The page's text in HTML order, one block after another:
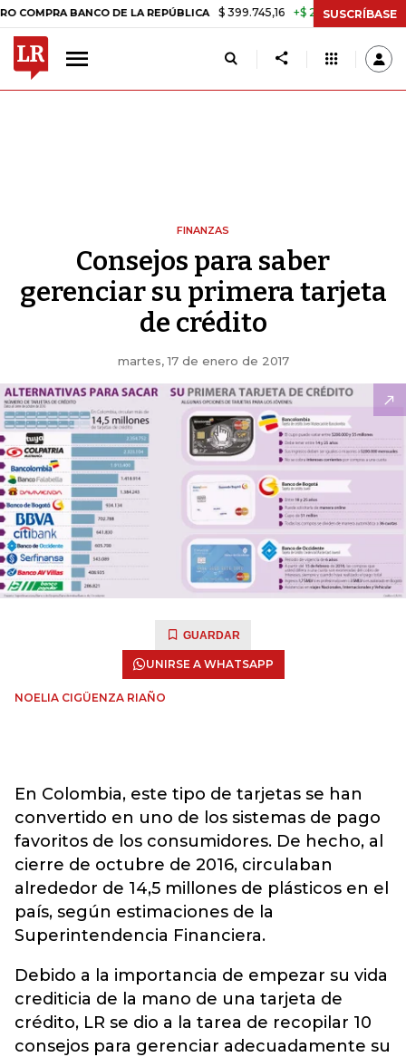
BANCO DE LA REPÚBLICA $ 399.745,16 +$ 2.295,71 +0,58%
SUSCRÍBASE
FINANZAS
Consejos para saber
gerenciar su primera tarjeta
de crédito
martes, 17 de enero de 2017
GUARDAR
UNIRSE A WHATSAPP
NOELIA CIGÜENZA RIAÑO
En Colombia, este tipo de tarjetas se han
convertido en uno de los sistemas de pago
favoritos de los consumidores. De hecho, al
cierre de octubre de 2016, circulaban
alrededor de 14,5 millones de plásticos en el
país, según estimaciones de la
Superintendencia Financiera.
Debido a la importancia de empezar su vida
crediticia de la mano de una tarjeta de
crédito, LR se dio a la tarea de recopilar 10
consejos para gerenciar adecuadamente su